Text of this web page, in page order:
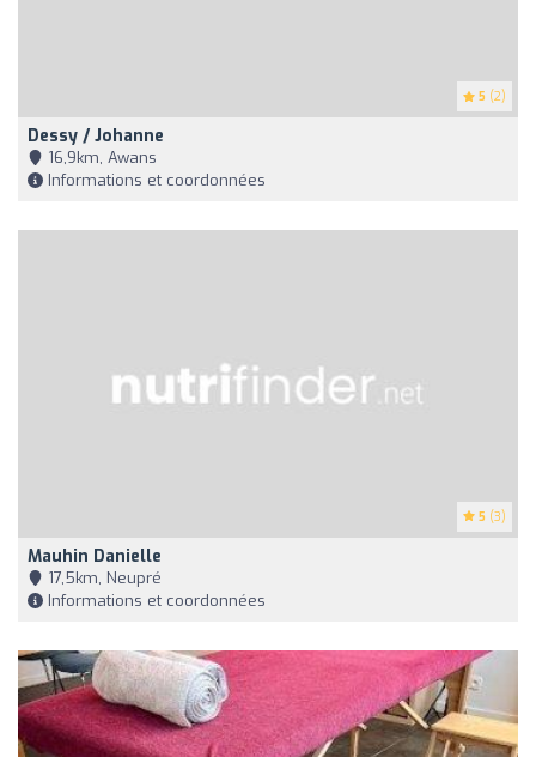
5 (2)
Dessy / Johanne
16,9km, Awans
Informations et coordonnées
5 (3)
Mauhin Danielle
17,5km, Neupré
Informations et coordonnées